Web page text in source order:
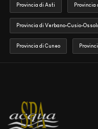
Provincia di Asti Provincia
Provincia di Verbano-Cusio-
Provincia di Cuneo